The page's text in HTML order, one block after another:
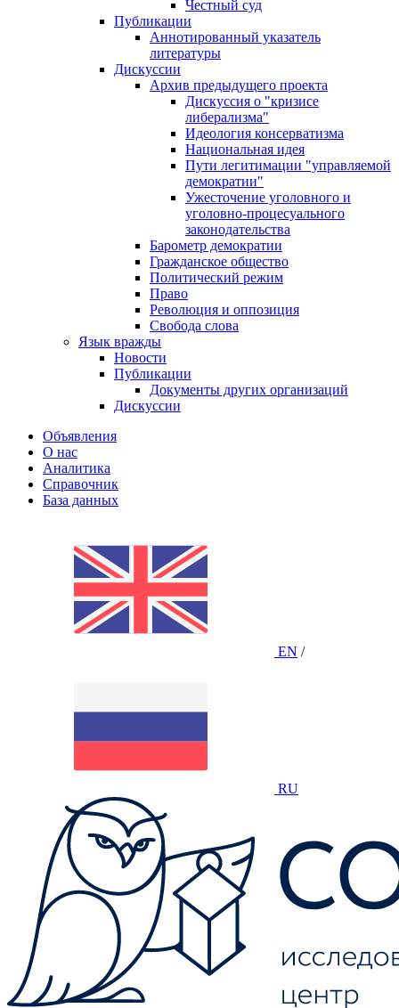
Честный суд
Публикации
Аннотированный указатель
литературы
Дискуссии
Архив предыдущего проекта
Дискуссия о "кризисе
либерализма"
Идеология консерватизма
Национальная идея
Пути легитимации "управляемой
демократии"
Ужесточение уголовного и
уголовно-процесуального
законодательства
Барометр демократии
Гражданское общество
Политический режим
Право
Революция и оппозиция
Свобода слова
Язык вражды
Новости
Публикации
Документы других организаций
Дискуссии
Объявления
О нас
Аналитика
Справочник
База данных
EN /
RU